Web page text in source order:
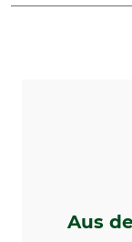
Nichttextile
Eigenschaften
Aus